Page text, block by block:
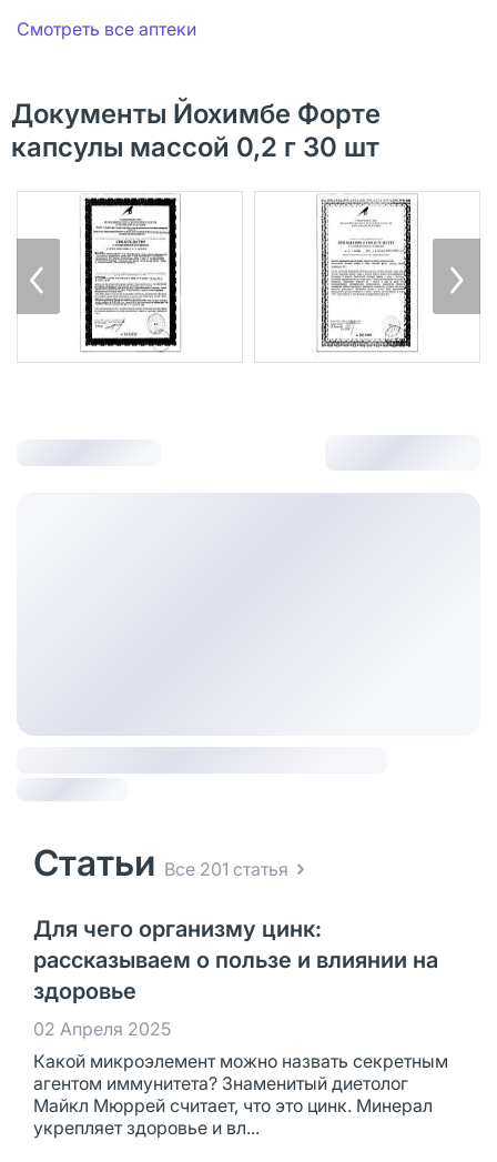
Смотреть все аптеки
Документы Йохимбе Форте
капсулы массой 0,2 г 30 шт
Статьи Все 201 статья
Для чего организму цинк:
рассказываем о пользе и влиянии на
здоровье
02 Апреля 2025
Какой микроэлемент можно назвать секретным
агентом иммунитета? Знаменитый диетолог
Майкл Мюррей считает, что это цинк. Минерал
укрепляет здоровье и вл...